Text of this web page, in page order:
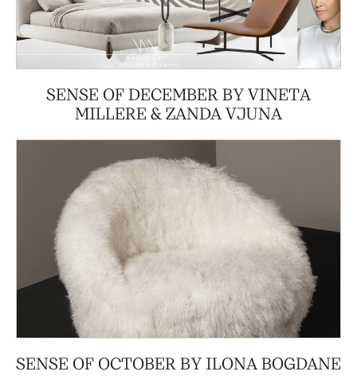
SENSE OF DECEMBER BY VINETA
MILLERE & ZANDA VJUNA
SENSE OF OCTOBER BY ILONA BOGDANE